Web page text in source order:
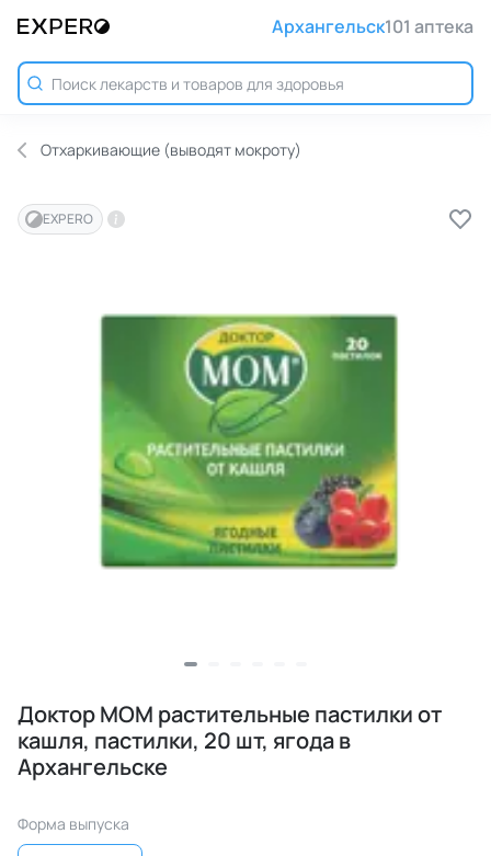
Архангельск101 аптека
Отхаркивающие (выводят мокроту)
EXPERO
Доктор МОМ растительные пастилки от
кашля, пастилки, 20 шт, ягода в
Архангельске
Форма выпуска